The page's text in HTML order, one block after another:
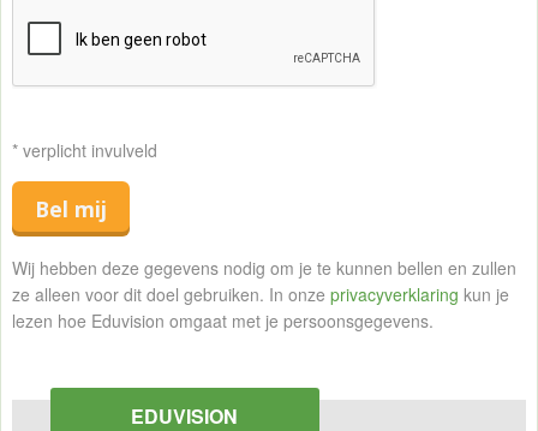
* verplicht invulveld
Bel mij
Wij hebben deze gegevens nodig om je te kunnen bellen en zullen
ze alleen voor dit doel gebruiken. In onze privacyverklaring kun je
lezen hoe Eduvision omgaat met je persoonsgegevens.
EDUVISION